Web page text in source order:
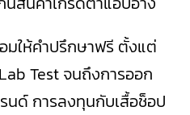
มให้คำปรึกษาฟรี ตั้งแต่
Test จนถึงการออก
ด์ การลงทุนกับเสื้อช็อป